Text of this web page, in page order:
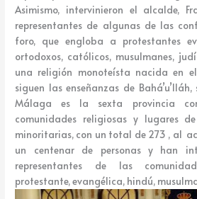
Asimismo, intervinieron el alcalde,
representantes de algunas de las
foro, que engloba a protestantes
ortodoxos, católicos, musulmanes,
una religión monoteísta nacida en
siguen las enseñanzas de
Málaga es la sexta provincia
comunidades religiosas y lugares
minoritarias, con un total de 273 , al
un centenar de personas y han
representantes de las
protestante, evangélica, hindú,